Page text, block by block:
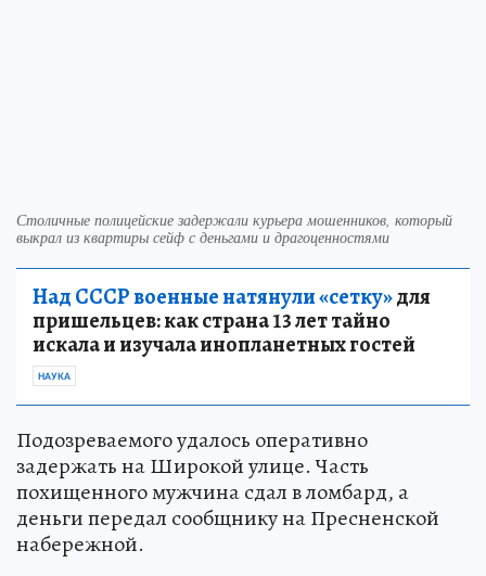
Столичные полицейские задержали курьера мошенников, который
выкрал из квартиры сейф с деньгами и драгоценностями
Над СССР военные натянули «сетку»для
пришельцев: как страна 13 лет тайно
искала и изучала инопланетных гостей
НАУКА
Подозреваемого удалось оперативно
задержать на Широкой улице. Часть
похищенного мужчина сдал в ломбард, а
деньги передал сообщнику на Пресненской
набережной.